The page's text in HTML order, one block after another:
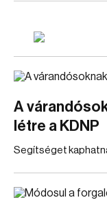
A
létre a KDNP
Segítséget